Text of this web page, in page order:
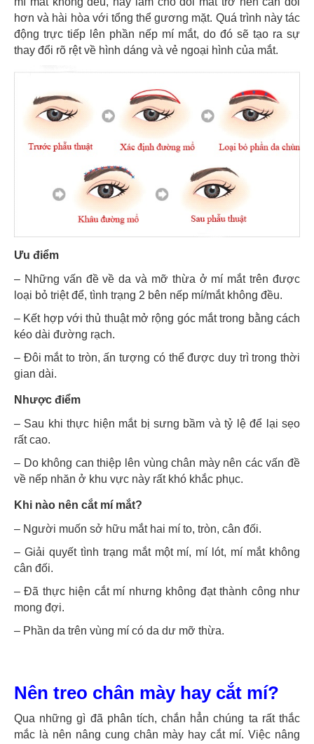
hơn và hài hòa với tổng thể gương mặt. Quá trình này tác
động trực tiếp lên phần nếp mí mắt, do đó sẽ tạo ra sự
thay đổi rõ rệt về hình dáng và vẻ ngoại hình của mắt.
Ưu điểm
– Những vấn đề về da và mỡ thừa ở mí mắt trên được
loại bỏ triệt để, tình trạng 2 bên nếp mí/mắt không đều.
– Kết hợp với thủ thuật mở rộng góc mắt trong bằng cách
kéo dài đường rạch.
– Đôi mắt to tròn, ấn tượng có thể được duy trì trong thời
gian dài.
Nhược điểm
– Sau khi thực hiện mắt bị sưng bầm và tỷ lệ để lại sẹo
rất cao.
– Do không can thiệp lên vùng chân mày nên các vấn đề
về nếp nhăn ở khu vực này rất khó khắc phục.
Khi nào nên cắt mí mắt?
– Người muốn sở hữu mắt hai mí to, tròn, cân đối.
– Giải quyết tình trạng mắt một mí, mí lót, mí mắt không
cân đối.
– Đã thực hiện cắt mí nhưng không đạt thành công như
mong đợi.
– Phần da trên vùng mí có da dư mỡ thừa.
Nên treo chân mày hay cắt mí?
Qua những gì đã phân tích, chắn hẳn chúng ta rất thắc
mắc là nên nâng cung chân mày hay cắt mí. Việc nâng